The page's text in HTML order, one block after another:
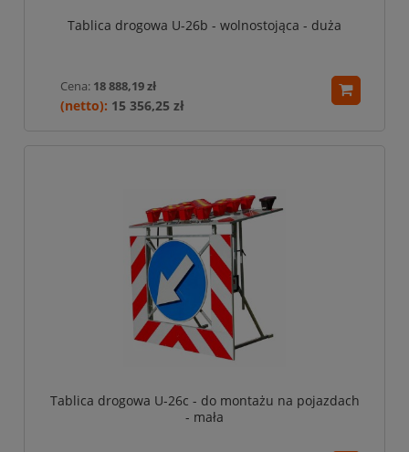
Tablica drogowa U-26b - wolnostojąca - duża
Cena: 18 888,19 zł
15 356,25 zł
Tablica drogowa U-26c - do montażu na pojazdach
- mała